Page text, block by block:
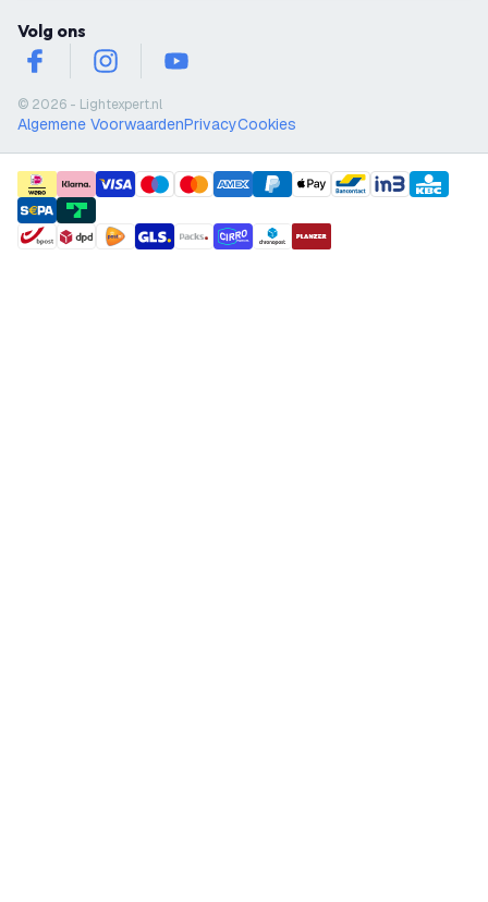
Volg ons
facebookinstagramyoutube
© 2026 - Lightexpert.nl
Algemene VoorwaardenPrivacyCookies
payment methods
shipment methods